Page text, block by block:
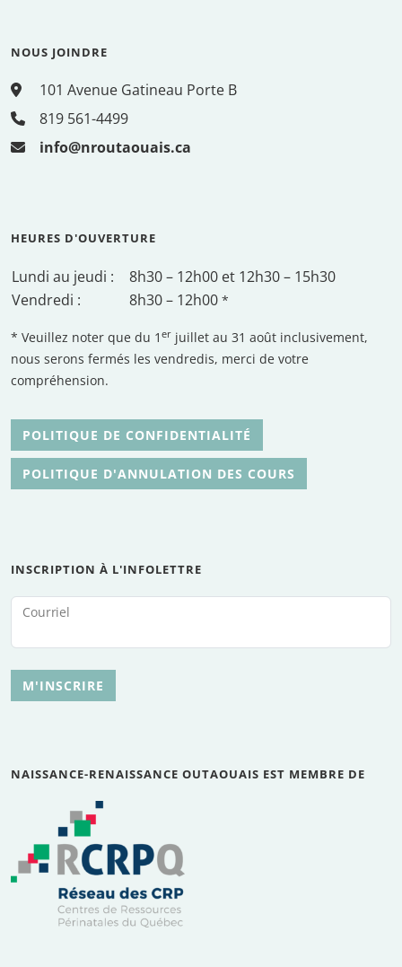
NOUS JOINDRE
101 Avenue Gatineau Porte B
819 561-4499
info@nroutaouais.ca
HEURES D'OUVERTURE
Lundi au jeudi :
8h30 – 12h00 et 12h30 – 15h30
Vendredi :
8h30 – 12h00 *
* Veuillez noter que du 1 er juillet au 31 août inclusivement,
nous serons fermés les vendredis, merci de votre
compréhension.
POLITIQUE DE CONFIDENTIALITÉ
POLITIQUE D'ANNULATION DES COURS
INSCRIPTION À L'INFOLETTRE
Courriel
M'INSCRIRE
NAISSANCE-RENAISSANCE OUTAOUAIS EST MEMBRE DE